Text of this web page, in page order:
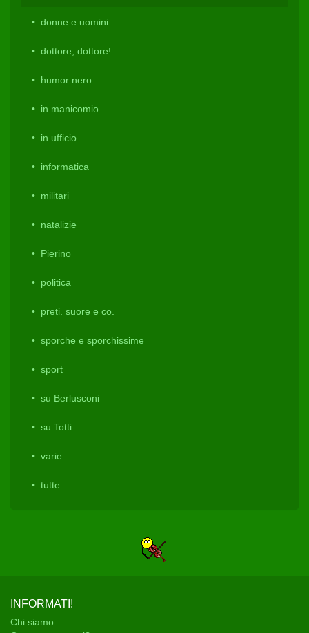
donne e uomini
dottore, dottore!
humor nero
in manicomio
in ufficio
informatica
militari
natalizie
Pierino
politica
preti. suore e co.
sporche e sporchissime
sport
su Berlusconi
su Totti
varie
tutte
INFORMATI!
Chi siamo